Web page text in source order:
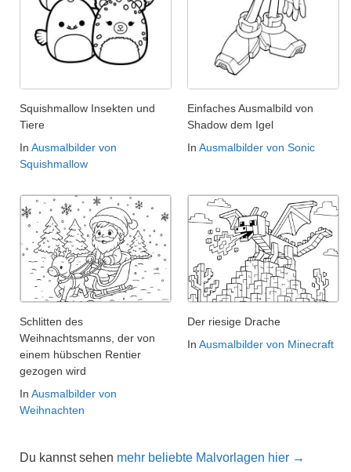
Squishmallow Insekten und
Tiere
In Ausmalbilder von
Squishmallow
Einfaches Ausmalbild von
Shadow dem Igel
In Ausmalbilder von Sonic
Schlitten des
Weihnachtsmanns, der von
einem hübschen Rentier
gezogen wird
In Ausmalbilder von
Weihnachten
Der riesige Drache
In Ausmalbilder von Minecraft
Du kannst sehen mehr beliebte Malvorlagen hier →